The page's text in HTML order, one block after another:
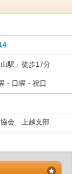
駅」徒歩17分
・日曜・祝日
会 上越支部